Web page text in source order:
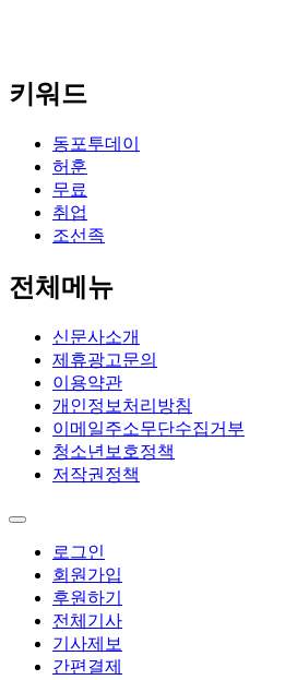
키워드
동포투데이
허훈
무료
취업
조선족
전체메뉴
신문사소개
제휴광고문의
이용약관
개인정보처리방침
이메일주소무단수집거부
청소년보호정책
저작권정책
로그인
회원가입
후원하기
전체기사
기사제보
간편결제